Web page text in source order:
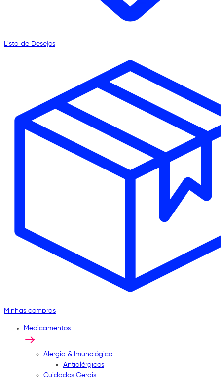
Lista de Desejos
Minhas compras
Medicamentos
Alergia & Imunológico
Antialérgicos
Cuidados Gerais